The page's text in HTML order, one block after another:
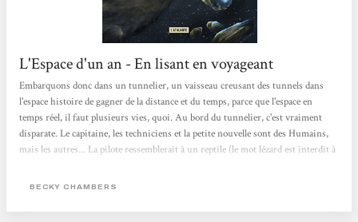
L'Espace d'un an - En lisant en voyageant
Embarquons donc dans un tunnelier, un vaisseau creusant des tunnels dans
l'espace histoire de gagner de la distance et du temps, parce que l'espace en
temps réel, il faut plusieurs vies, quoi. Au bord du tunnelier, c'est vraiment
disparate. Le capitaine, les techniciens et la petite nouvelle sont des Humains,
mais les autres... La pilote ressemblerait à un reptile (le mot lézard est interdit à
intelligence artificielle aussi. En dépit des ces différences, existent des histoires
BECKY CHAMBERS